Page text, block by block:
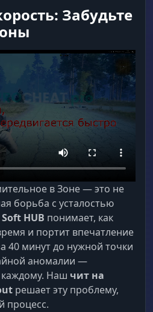
Забудьте
в Зоне — это не
борьба с усталостью
Soft HUB понимает, как
и портит впечатление
40 минут до нужной точки
аномалии —
Наш чит на
решает эту проблему,
процесс.